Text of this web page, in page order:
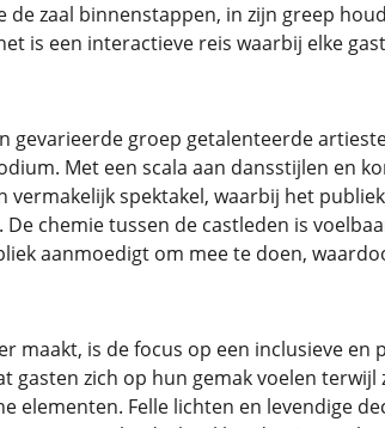
de zaal binnenstappen, in zijn greep
is een interactieve reis waarbij elke
gevarieerde groep getalenteerde
Met een scala aan dansstijlen en
vermakelijk spektakel, waarbij het
chemie tussen de castleden is
aanmoedigt om mee te doen,
maakt, is de focus op een inclusieve en
gasten zich op hun gemak voelen
elementen. Felle lichten en levendige